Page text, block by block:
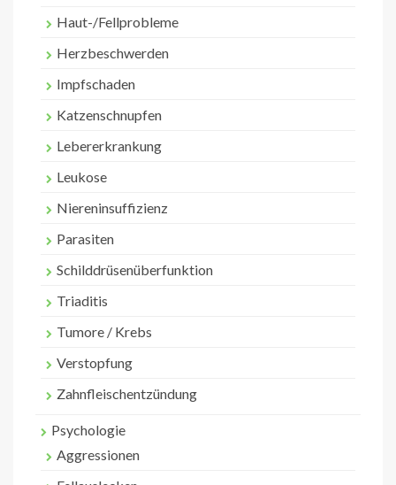
Haut-/Fellprobleme
Herzbeschwerden
Impfschaden
Katzenschnupfen
Lebererkrankung
Leukose
Niereninsuffizienz
Parasiten
Schilddrüsenüberfunktion
Triaditis
Tumore / Krebs
Verstopfung
Zahnfleischentzündung
Psychologie
Aggressionen